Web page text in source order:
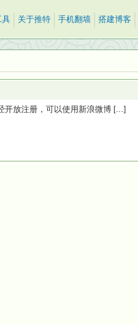
具 关于推特 手机翻墙 搭建博客
开放注册，可以使用新浪微博 […]